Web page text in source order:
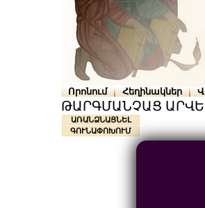
Որոնում Հեղինակներ
ԹԱՐԳՄԱՆՉԱՑ
ԱՌԱՆՁՆԱՑՆԵԼ
ԳՈՒՆԱՓՈԽՈՒՄ